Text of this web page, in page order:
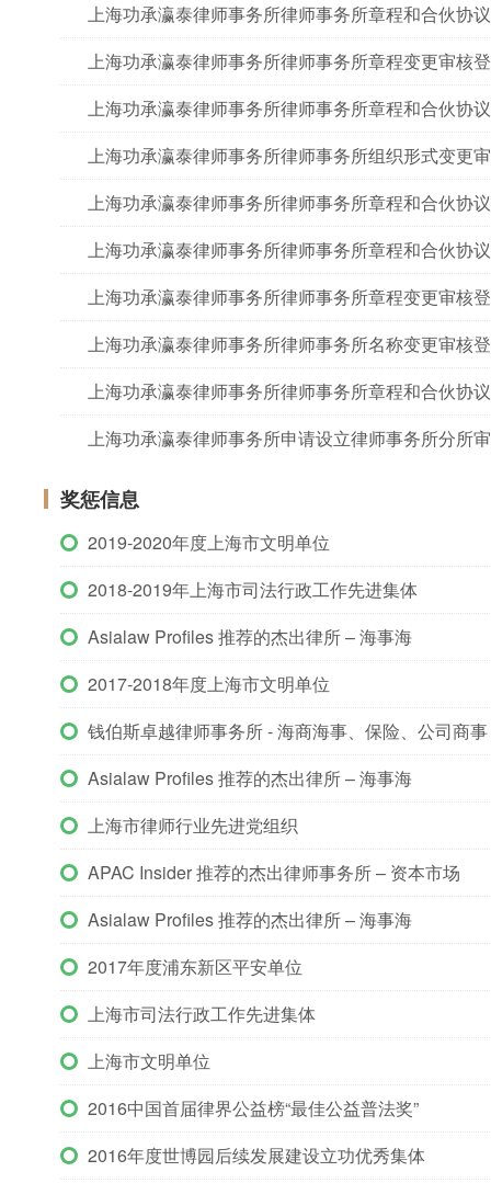
上海功承瀛泰律师事务所律师事务所章程和合伙协
上海功承瀛泰律师事务所律师事务所章程变更审核
上海功承瀛泰律师事务所律师事务所章程和合伙协
上海功承瀛泰律师事务所律师事务所组织形式变更
上海功承瀛泰律师事务所律师事务所章程和合伙协
上海功承瀛泰律师事务所律师事务所章程和合伙协
上海功承瀛泰律师事务所律师事务所章程变更审核
上海功承瀛泰律师事务所律师事务所名称变更审核
上海功承瀛泰律师事务所律师事务所章程和合伙协
上海功承瀛泰律师事务所申请设立律师事务所分所
奖惩信息
2019-2020年度上海市文明单位
2018-2019年上海市司法行政工作先进集体
Asialaw Profiles 推荐的杰出律所 – 海事海
2017-2018年度上海市文明单位
钱伯斯卓越律师事务所 - 海商海事、保险、公司商事
Asialaw Profiles 推荐的杰出律所 – 海事海
上海市律师行业先进党组织
APAC Insider 推荐的杰出律师事务所 – 资本市场
Asialaw Profiles 推荐的杰出律所 – 海事海
2017年度浦东新区平安单位
上海市司法行政工作先进集体
上海市文明单位
2016中国首届律界公益榜“最佳公益普法奖”
2016年度世博园后续发展建设立功优秀集体